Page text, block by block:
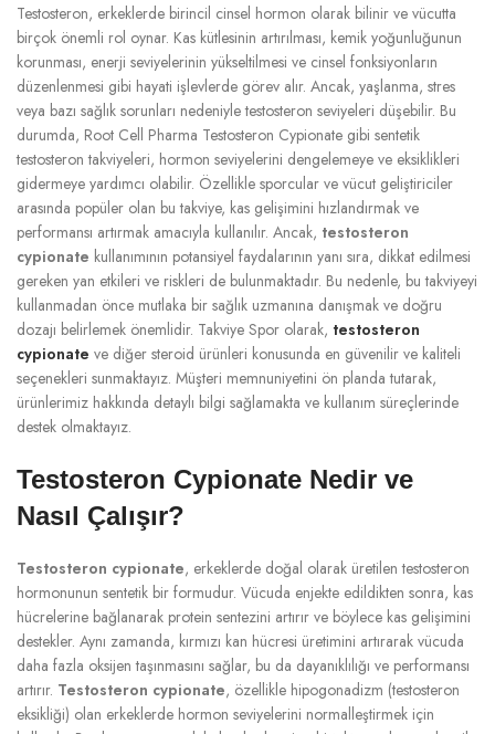
Testosteron, erkeklerde birincil cinsel hormon olarak bilinir ve vücutta
birçok önemli rol oynar. Kas kütlesinin artırılması, kemik yoğunluğunun
korunması, enerji seviyelerinin yükseltilmesi ve cinsel fonksiyonların
düzenlenmesi gibi hayati işlevlerde görev alır. Ancak, yaşlanma, stres
veya bazı sağlık sorunları nedeniyle testosteron seviyeleri düşebilir. Bu
durumda, Root Cell Pharma Testosteron Cypionate gibi sentetik
testosteron takviyeleri, hormon seviyelerini dengelemeye ve eksiklikleri
gidermeye yardımcı olabilir. Özellikle sporcular ve vücut geliştiriciler
arasında popüler olan bu takviye, kas gelişimini hızlandırmak ve
performansı artırmak amacıyla kullanılır. Ancak, testosteron
cypionate kullanımının potansiyel faydalarının yanı sıra, dikkat edilmesi
gereken yan etkileri ve riskleri de bulunmaktadır. Bu nedenle, bu takviyeyi
kullanmadan önce mutlaka bir sağlık uzmanına danışmak ve doğru
dozajı belirlemek önemlidir. Takviye Spor olarak, testosteron
cypionate ve diğer steroid ürünleri konusunda en güvenilir ve kaliteli
seçenekleri sunmaktayız. Müşteri memnuniyetini ön planda tutarak,
ürünlerimiz hakkında detaylı bilgi sağlamakta ve kullanım süreçlerinde
destek olmaktayız.
Testosteron Cypionate Nedir ve
Nasıl Çalışır?
Testosteron cypionate, erkeklerde doğal olarak üretilen testosteron
hormonunun sentetik bir formudur. Vücuda enjekte edildikten sonra, kas
hücrelerine bağlanarak protein sentezini artırır ve böylece kas gelişimini
destekler. Aynı zamanda, kırmızı kan hücresi üretimini artırarak vücuda
daha fazla oksijen taşınmasını sağlar, bu da dayanıklılığı ve performansı
artırır. Testosteron cypionate, özellikle hipogonadizm (testosteron
eksikliği) olan erkeklerde hormon seviyelerini normalleştirmek için